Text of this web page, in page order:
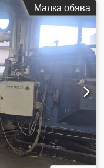
Малка обява